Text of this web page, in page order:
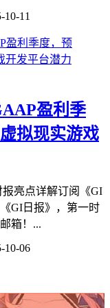
10-11
盈利季
拟现实游戏
亮点详解订阅《GI
GI日报》，第一时
箱！...
10-06